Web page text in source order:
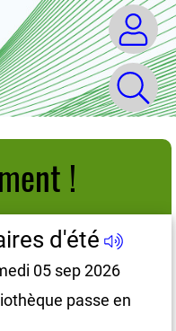
!
d'été
05 sep 2026
passe en